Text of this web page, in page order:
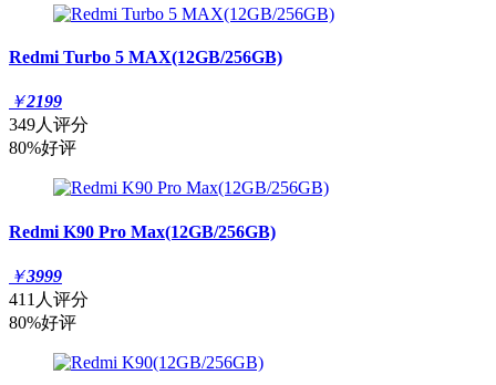
Redmi Turbo 5 MAX(12GB/256GB)
￥2199
349人评分
80%好评
Redmi K90 Pro Max(12GB/256GB)
￥3999
411人评分
80%好评